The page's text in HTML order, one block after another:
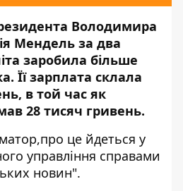
Володимира
Мендель за два
заробила більше
Її зарплата склала
в той час як
28 тисяч гривень.
про це йдеться у
управління справами
новин".